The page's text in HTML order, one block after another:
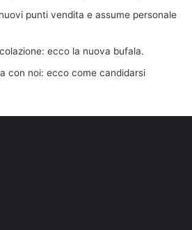
punti vendita e assume personale
ecco la nuova bufala.
con noi: ecco come candidarsi